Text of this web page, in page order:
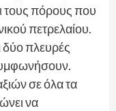
τους πόρους που
πετρελαίου.
δύο πλευρές
σε όλα τα
να